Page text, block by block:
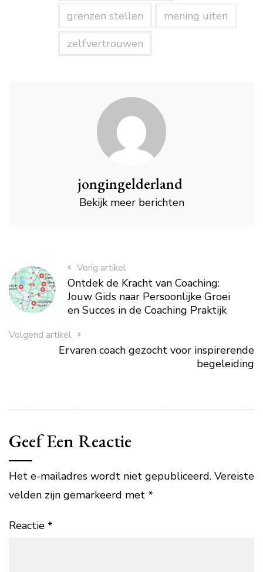
grenzen stellen
mening uiten
zelfvertrouwen
jongingelderland
Bekijk meer berichten
Vorig artikel
Ontdek de Kracht van Coaching:
Jouw Gids naar Persoonlijke Groei
en Succes in de Coaching Praktijk
Volgend artikel
Ervaren coach gezocht voor inspirerende
begeleiding
Geef Een Reactie
Het e-mailadres wordt niet gepubliceerd. Vereiste
velden zijn gemarkeerd met *
Reactie *